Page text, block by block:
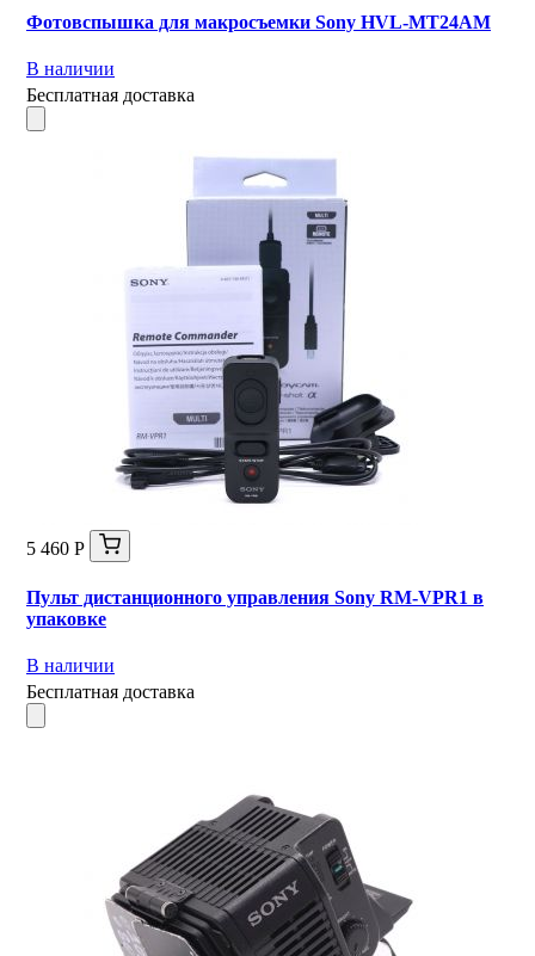
Фотовспышка для макросъемки Sony HVL-MT24AM
В наличии
Бесплатная доставка
5 460 Р
Пульт дистанционного управления Sony RM-VPR1 в
упаковке
В наличии
Бесплатная доставка